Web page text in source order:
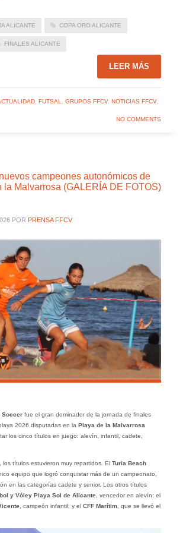
ALICANTE COPA ORO ALICANTE
FINALES ALICANTE
LEER MÁS
, FUTSAL, GRUPOS FFCV, NOTICIAS FFCV,
NO COMMENTS
campeones autonómicos de
la Malvarrosa (GALERÍA DE FOTOS)
POR PRENSA FFCV
Soccerfue el gran dominador de la jornada de finales
2026 disputadas en laPlaya de la Malvarrosa
los cinco títulos en juego: alevín, infantil, cadete,
los títulos estuvieron muy repartidos. El Turia Beach
equipo que logró conquistar más de un campeonato,
en las categorías cadete y senior. Los otros títulos
y Vóley Playa Sol de Alicante, vencedor en alevín; el
, campeón infantil; y el CFF Marítim, que se llevó el